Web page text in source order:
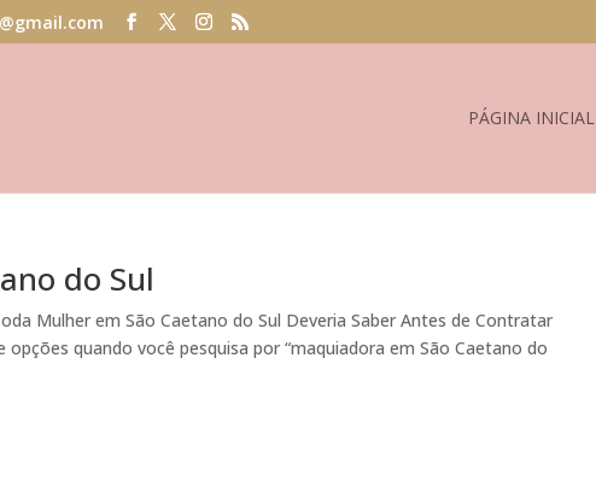
PÁGINA INICIAL
do Sul
Mulher em São Caetano do Sul Deveria Saber Antes de Contratar
quando você pesquisa por “maquiadora em São Caetano do